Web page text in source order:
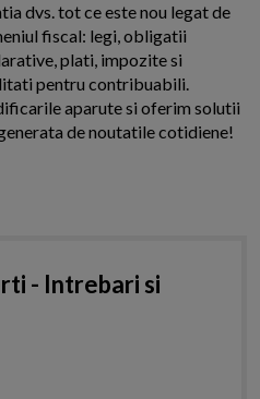
dvs. tot ce este nou legat de
fiscal: legi, obligatii
plati, impozite si
pentru contribuabili.
aparute si oferim solutii
de noutatile cotidiene!
- Intrebari si